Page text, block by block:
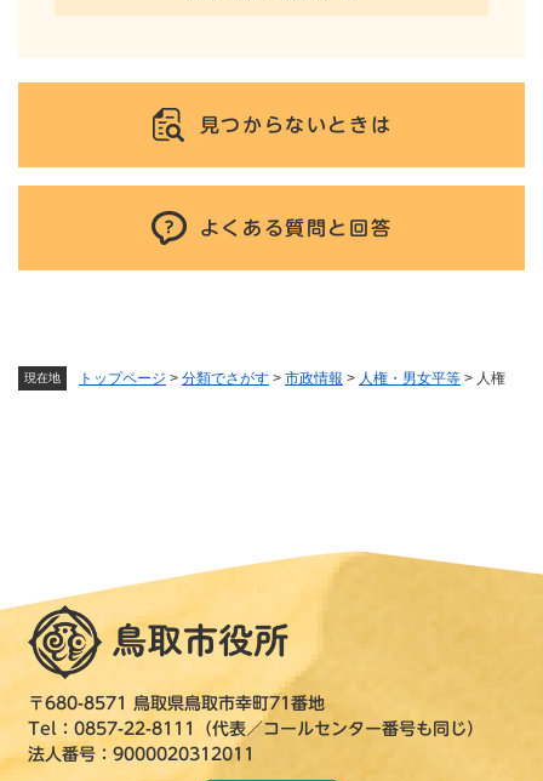
現在地 トップページ > 分類でさがす > 市政情報 > 人権・男女平等 > 人権
見つからないときは
よくある質問と回答
〒680-8571 鳥取県鳥取市幸町71番地
Tel：0857-22-8111（代表／コールセンター番号も同じ）
法人番号：9000020312011